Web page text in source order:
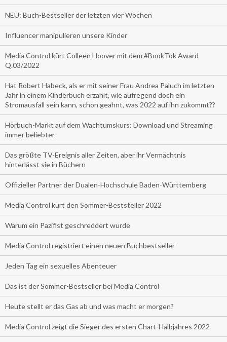
NEU: Buch-Bestseller der letzten vier Wochen
Influencer manipulieren unsere Kinder
Media Control kürt Colleen Hoover mit dem #BookTok Award
Q.03/2022
Hat Robert Habeck, als er mit seiner Frau Andrea Paluch im letzten
Jahr in einem Kinderbuch erzählt, wie aufregend doch ein
Stromausfall sein kann, schon geahnt, was 2022 auf ihn zukommt??
Hörbuch-Markt auf dem Wachtumskurs: Download und Streaming
immer beliebter
Das größte TV-Ereignis aller Zeiten, aber ihr Vermächtnis
hinterlässt sie in Büchern
Offizieller Partner der Dualen-Hochschule Baden-Württemberg
Media Control kürt den Sommer-Beststeller 2022
Warum ein Pazifist geschreddert wurde
Media Control registriert einen neuen Buchbestseller
Jeden Tag ein sexuelles Abenteuer
Das ist der Sommer-Bestseller bei Media Control
Heute stellt er das Gas ab und was macht er morgen?
Media Control zeigt die Sieger des ersten Chart-Halbjahres 2022